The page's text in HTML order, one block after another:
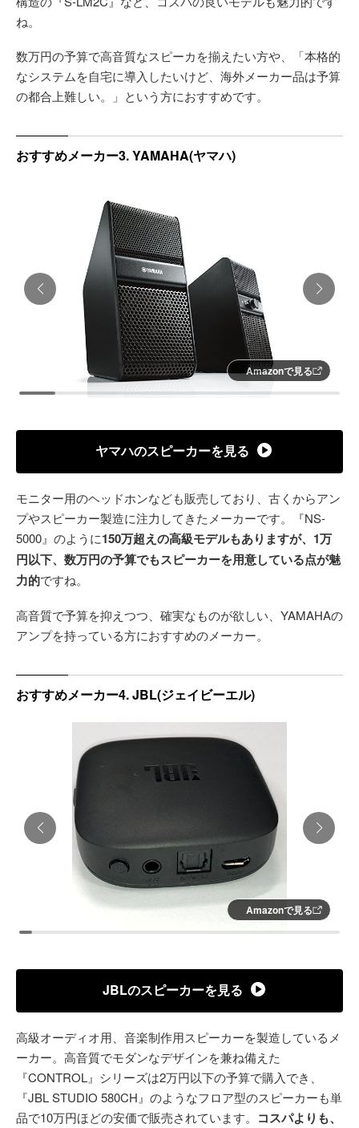
ね。
数万円の予算で高音質なスピーカを揃えたい方や、「本格的
なシステムを自宅に導入したいけど、海外メーカー品は予算
の都合上難しい。」という方におすすめです。
おすすめメーカー3. YAMAHA(ヤマハ)
Amazonで見る
ヤマハのスピーカーを見る
モニター用のヘッドホンなども販売しており、古くからアン
プやスピーカー製造に注力してきたメーカーです。『NS-
5000』のように150万超えの高級モデルもありますが、1万
円以下、数万円の予算でもスピーカーを用意している点が魅
力的ですね。
高音質で予算を抑えつつ、確実なものが欲しい、YAMAHAの
アンプを持っている方におすすめのメーカー。
おすすめメーカー4. JBL(ジェイビーエル)
Amazonで見る
JBLのスピーカーを見る
高級オーディオ用、音楽制作用スピーカーを製造しているメ
ーカー。高音質でモダンなデザインを兼ね備えた
『CONTROL』シリーズは2万円以下の予算で購入でき、
『JBL STUDIO 580CH』のようなフロア型のスピーカーも単
品で10万円ほどの安価で販売されています。 コスパよりも、